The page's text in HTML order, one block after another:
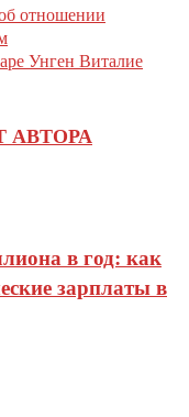
отношении
Унген Виталие
АВТОРА
в год: как
зарплаты в